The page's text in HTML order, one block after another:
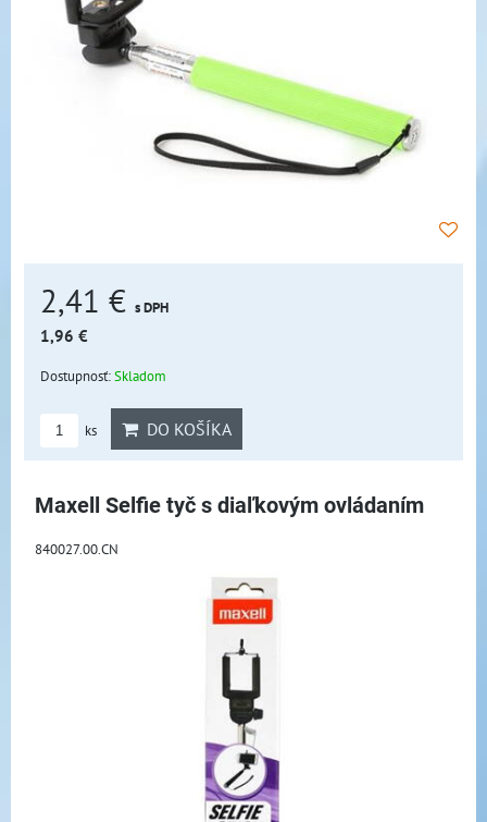
2,41 € s DPH
1,96 €
Dostupnosť:Skladom
ks DO KOŠÍKA
Maxell Selfie tyč s diaľkovým ovládaním
840027.00.CN